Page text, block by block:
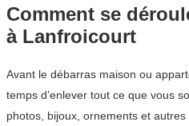
Comment se
à Lanfroicourt
Avant le débarras maison ou
temps d’enlever tout ce que vous
photos, bijoux, ornements et